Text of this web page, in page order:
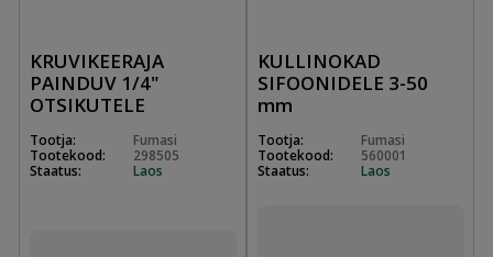
KRUVIKEERAJA
PAINDUV 1/4"
OTSIKUTELE
Tootja:
Fumasi
Tootekood:
298505
Staatus:
Laos
KULLINOKAD
SIFOONIDELE 3-50
mm
Tootja:
Fumasi
Tootekood:
560001
Staatus:
Laos